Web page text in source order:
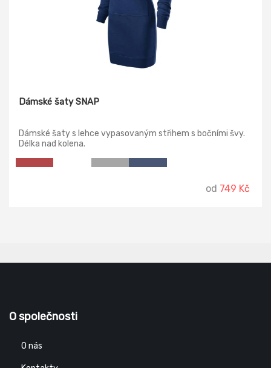
Dámské šaty SNAP
Dámské šaty s lehce vypasovaným střihem s bočními švy.
Délka nad kolena.
od 749 Kč
O společnosti
O nás